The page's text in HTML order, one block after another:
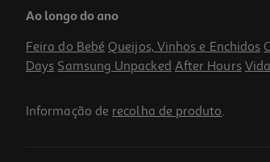
Ao longo do ano
Feira do Bebé Queijos, Vinhos e Enchidos
Days Samsung Unpacked After Hours
Informação de recolha de produto.